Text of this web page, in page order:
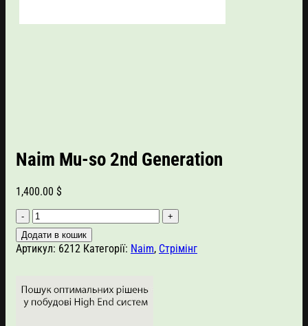
Naim Mu-so 2nd Generation
1,400.00 $
Naim
Mu-
so
2nd
Додати в кошик
Артикул: 6212 Категорії: Naim, Стрімінг